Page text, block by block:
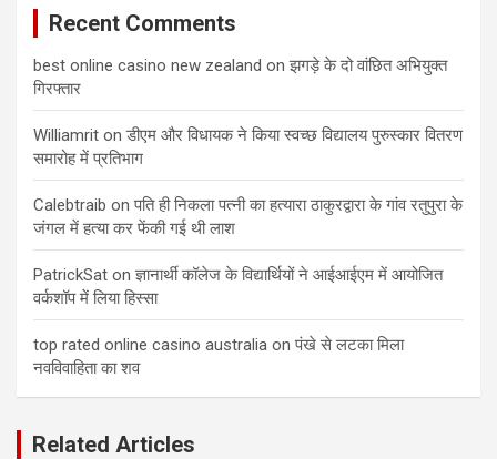
Recent Comments
best online casino new zealand onझगड़े के दो वांछित अभियुक्त
गिरफ्तार
Williamrit onडीएम और विधायक ने किया स्वच्छ विद्यालय पुरुस्कार वितरण
समारोह में प्रतिभाग
Calebtraib onपति ही निकला पत्नी का हत्यारा ठाकुरद्वारा के गांव रतुपुरा के
जंगल में हत्या कर फेंकी गई थी लाश
PatrickSat onज्ञानार्थी कॉलेज के विद्यार्थियों ने आईआईएम में आयोजित
वर्कशॉप में लिया हिस्सा
top rated online casino australia onपंखे से लटका मिला
नवविवाहिता का शव
Related Articles